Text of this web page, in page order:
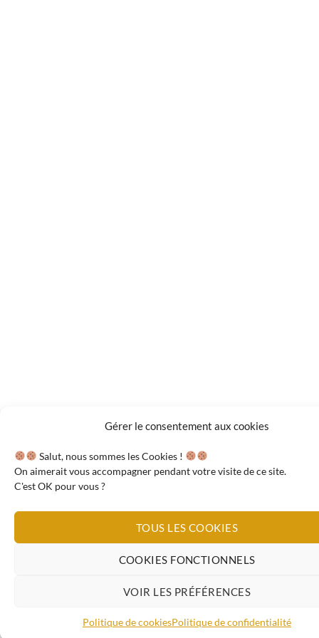
Gérer le consentement aux cookies
Salut, nous sommes les Cookies !
On aimerait vous accompagner pendant votre visite de ce site.
C'est OK pour vous ?
TOUS LES COOKIES
COOKIES FONCTIONNELS
VOIR LES PRÉFÉRENCES
Politique de cookiesPolitique de confidentialité